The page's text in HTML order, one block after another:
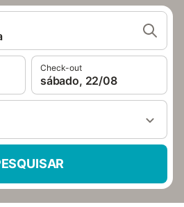
Check-out
sábado, 22/08